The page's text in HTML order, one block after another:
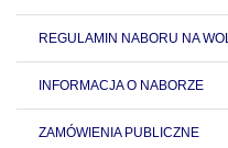
REGULAMIN NABORU NA
INFORMACJA O NABORZE
ZAMÓWIENIA PUBLICZNE